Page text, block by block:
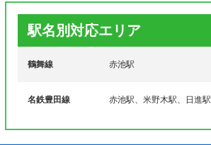
マ行 南ケ丘
駅名別対応エリア
鶴舞線 赤池駅
名鉄豊田線 赤池駅、米野木駅、日進駅